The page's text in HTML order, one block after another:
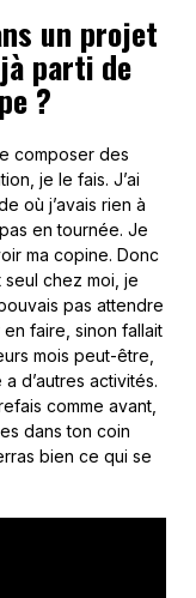
un projet
parti de
?
composer des
je le fais. J’ai
où j’avais rien à
en tournée. Je
ma copine. Donc
seul chez moi, je
pas attendre
faire, sinon fallait
mois peut-être,
d’autres activités.
comme avant,
dans ton coin
bien ce qui se